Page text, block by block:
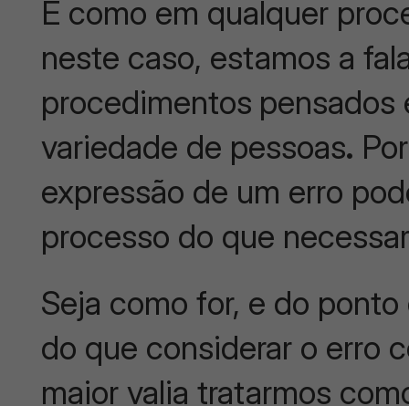
E como em qualquer
neste caso, estamos a
procedimentos
variedade de pessoas.
expressão de um erro
processo do que
Seja como for, e do
do que considerar o erro
maior valia tratarmos